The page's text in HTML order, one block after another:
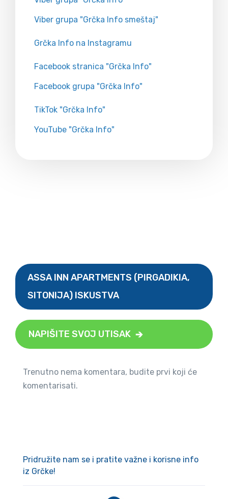
Viber grupa "Grčka Info smeštaj"
Grčka Info na Instagramu
Facebook stranica "Grčka Info"
Facebook grupa "Grčka Info"
TikTok "Grčka Info"
YouTube "Grčka Info"
ASSA INN APARTMENTS (PIRGADIKIA,
SITONIJA) ISKUSTVA
NAPIŠITE SVOJ UTISAK
Trenutno nema komentara, budite prvi koji će
komentarisati.
Pridružite nam se i pratite važne i korisne info
iz Grčke!